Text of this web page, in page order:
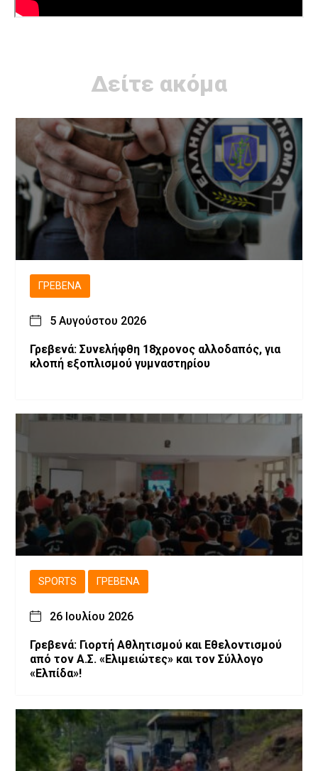
Δείτε ακόμα
ΓΡΕΒΕΝΆ
5 Αυγούστου 2026
Γρεβενά: Συνελήφθη 18χρονος αλλοδαπός, για
κλοπή εξοπλισμού γυμναστηρίου
SPORTS ΓΡΕΒΕΝΆ
26 Ιουλίου 2026
Γρεβενά: Γιορτή Αθλητισμού και Εθελοντισμού
από τον Α.Σ. «Ελιμειώτες» και τον Σύλλογο
«Ελπίδα»!